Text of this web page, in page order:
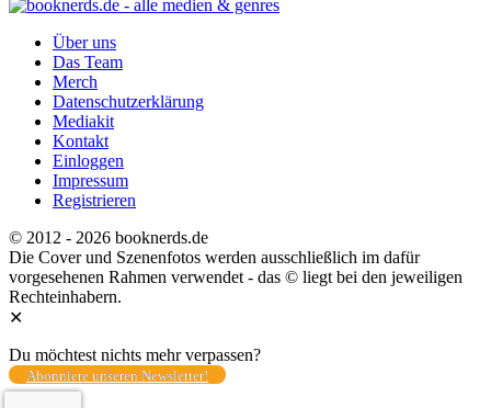
Über uns
Das Team
Merch
Datenschutzerklärung
Mediakit
Kontakt
Einloggen
Impressum
Registrieren
© 2012 - 2026 booknerds.de
Die Cover und Szenenfotos werden ausschließlich im dafür
vorgesehenen Rahmen verwendet - das © liegt bei den jeweiligen
Rechteinhabern.
✕
Du möchtest nichts mehr verpassen?
Abonniere unseren Newsletter!